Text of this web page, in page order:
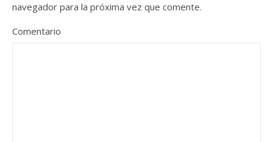
navegador para la próxima vez que comente.
Comentario